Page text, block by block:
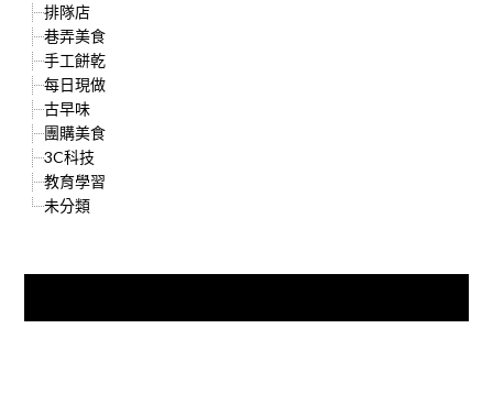
排隊店
巷弄美食
手工餅乾
每日現做
古早味
團購美食
3C科技
教育學習
未分類